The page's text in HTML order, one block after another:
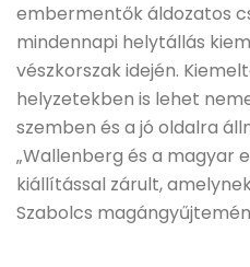
embermentők áldozatos
mindennapi helytállás
vészkorszak idején.
helyzetekben is lehet
szemben és a jó oldalra
„Wallenberg és a magyar
kiállítással zárult,
Szabolcs